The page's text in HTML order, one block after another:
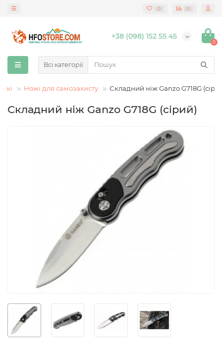
0 0
+38 (098) 152 55 45
0
Всі категорії
Ножі для самозахисту Складний ніж Ganzo G718G
Складний ніж Ganzo G718G (сірий)